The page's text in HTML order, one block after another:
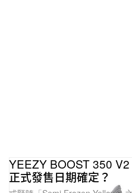
YEEZY BOOST 350
正式發售日期確定？